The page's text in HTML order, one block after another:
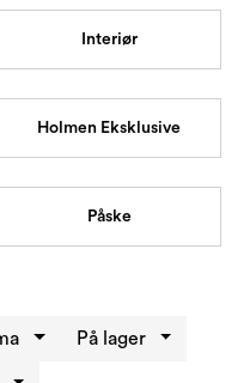
Interiør
Holmen Eksklusive
Påske
På lager